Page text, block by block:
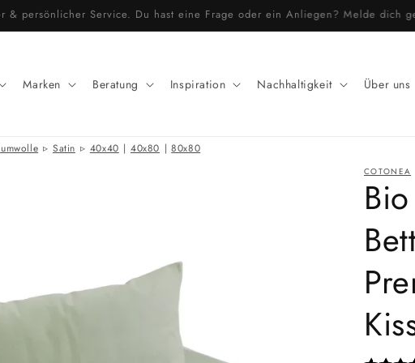
& persönlicher Service. Du hast eine Frage oder ein Anliegen? Melde dich
Marken Beratung Inspiration Nachhaltigkeit Über uns
Satin 40x40 | 40x80 | 80x80
COTONEA